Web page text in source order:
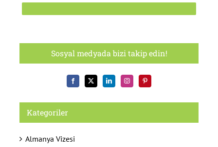
Sosyal medyada bizi takip edin!
Kategoriler
Almanya Vizesi